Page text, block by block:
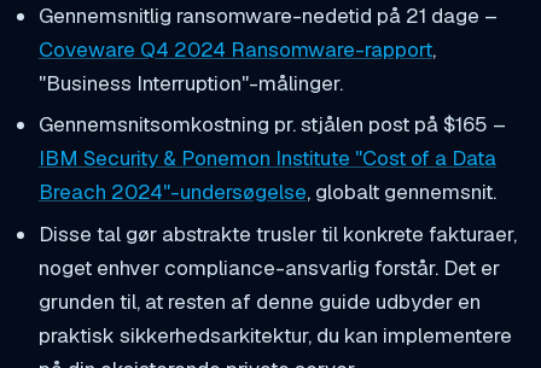
Gennemsnitlig ransomware-nedetid på 21 dage –
Coveware Q4 2024 Ransomware-rapport,
"Business Interruption"-målinger.
Gennemsnitsomkostning pr. stjålen post på $165 –
IBM Security & Ponemon Institute "Cost of a Data
Breach 2024"-undersøgelse, globalt gennemsnit.
Disse tal gør abstrakte trusler til konkrete fakturaer,
noget enhver compliance-ansvarlig forstår. Det er
grunden til, at resten af denne guide udbyder en
praktisk sikkerhedsarkitektur, du kan implementere